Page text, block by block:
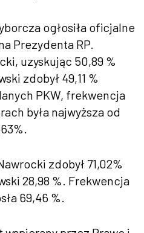
ogłosiła oficjalne
Prezydenta RP.
uzyskując 50,89 %
zdobył 49,11 %
PKW, frekwencja
była najwyższa od
zdobył 71,02%
28,98 %. Frekwencja
69,46 %.